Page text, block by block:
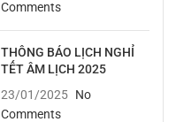
Comments
THÔNG BÁO LỊCH NGHỈ
TẾT ÂM LỊCH 2025
23/01/2025 No
Comments